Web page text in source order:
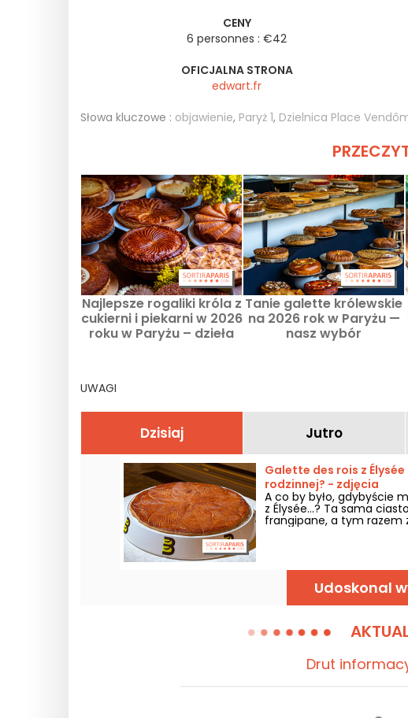
CENY
6 personnes : €42
OFICJALNA STRONA
edwart.fr
Słowa kluczowe : objawienie, Paryż 1, Dzielnica Place
Najlepsze rogaliki króla z
cukierni i piekarni w 2026
roku w Paryżu – dzieła
Tanie galette królewskie
na 2026 rok w Paryżu —
nasz wybór
UWAGI
Dzisiaj Jutro
Galette des rois z
rodzinnej? - zdjęcia
A co by było, gdybyście
z Élysée…? Ta sama
frangipane, a tym razem
uświetnić nasze
Udoskonal
Drut